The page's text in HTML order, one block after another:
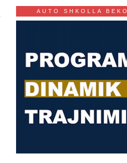
AUTO SHKOLLA BEKO